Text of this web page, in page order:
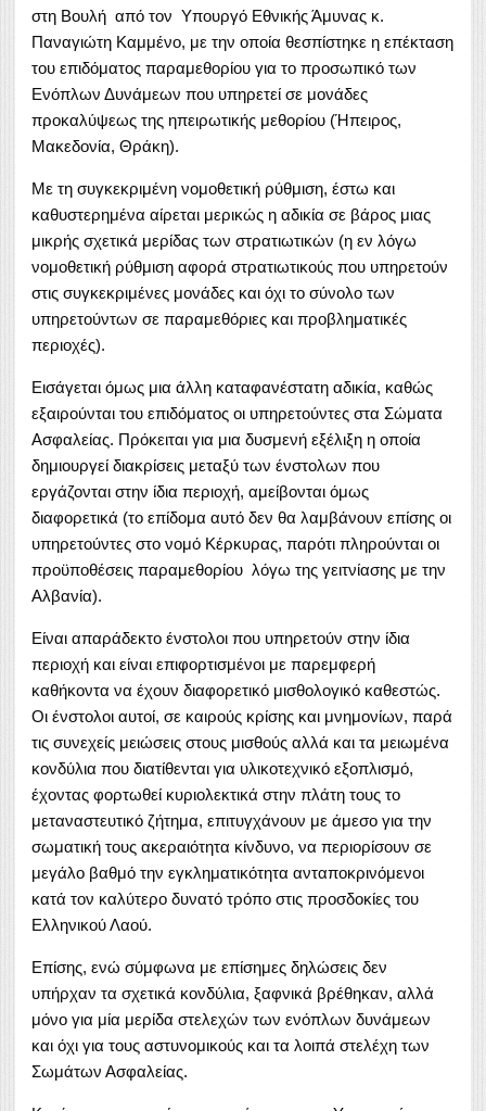
στη Βουλή από τον Υπουργό Εθνικής Άμυνας κ.
Παναγιώτη Καμμένο, με την οποία θεσπίστηκε η επέκταση
του επιδόματος παραμεθορίου για το προσωπικό των
Ενόπλων Δυνάμεων που υπηρετεί σε μονάδες
προκαλύψεως της ηπειρωτικής μεθορίου (Ήπειρος,
Μακεδονία, Θράκη).
Με τη συγκεκριμένη νομοθετική ρύθμιση, έστω και
καθυστερημένα αίρεται μερικώς η αδικία σε βάρος μιας
μικρής σχετικά μερίδας των στρατιωτικών (η εν λόγω
νομοθετική ρύθμιση αφορά στρατιωτικούς που υπηρετούν
στις συγκεκριμένες μονάδες και όχι το σύνολο των
υπηρετούντων σε παραμεθόριες και προβληματικές
περιοχές).
Εισάγεται όμως μια άλλη καταφανέστατη αδικία, καθώς
εξαιρούνται του επιδόματος οι υπηρετούντες στα Σώματα
Ασφαλείας. Πρόκειται για μια δυσμενή εξέλιξη η οποία
δημιουργεί διακρίσεις μεταξύ των ένστολων που
εργάζονται στην ίδια περιοχή, αμείβονται όμως
διαφορετικά (το επίδομα αυτό δεν θα λαμβάνουν επίσης οι
υπηρετούντες στο νομό Κέρκυρας, παρότι πληρούνται οι
προϋποθέσεις παραμεθορίου λόγω της γειτνίασης με την
Αλβανία).
Είναι απαράδεκτο ένστολοι που υπηρετούν στην ίδια
περιοχή και είναι επιφορτισμένοι με παρεμφερή
καθήκοντα να έχουν διαφορετικό μισθολογικό καθεστώς.
Οι ένστολοι αυτοί, σε καιρούς κρίσης και μνημονίων, παρά
τις συνεχείς μειώσεις στους μισθούς αλλά και τα μειωμένα
κονδύλια που διατίθενται για υλικοτεχνικό εξοπλισμό,
έχοντας φορτωθεί κυριολεκτικά στην πλάτη τους το
μεταναστευτικό ζήτημα, επιτυγχάνουν με άμεσο για την
σωματική τους ακεραιότητα κίνδυνο, να περιορίσουν σε
μεγάλο βαθμό την εγκληματικότητα ανταποκρινόμενοι
κατά τον καλύτερο δυνατό τρόπο στις προσδοκίες του
Ελληνικού Λαού.
Επίσης, ενώ σύμφωνα με επίσημες δηλώσεις δεν
υπήρχαν τα σχετικά κονδύλια, ξαφνικά βρέθηκαν, αλλά
μόνο για μία μερίδα στελεχών των ενόπλων δυνάμεων
και όχι για τους αστυνομικούς και τα λοιπά στελέχη των
Σωμάτων Ασφαλείας.